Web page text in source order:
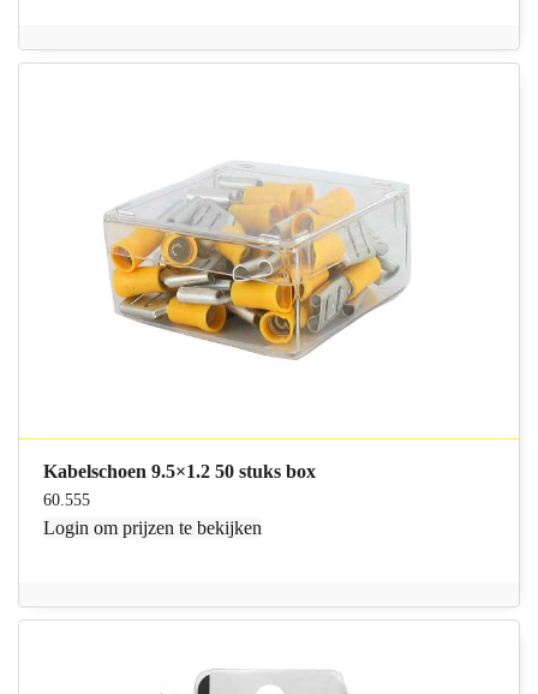
Kabelschoen 9.5×1.2 50 stuks box
60.555
Login om prijzen te bekijken